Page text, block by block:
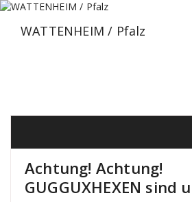
Zum
springenWATTENHEIM / Pfalz
Achtung! Achtung!
GUGGUXHEXEN sind